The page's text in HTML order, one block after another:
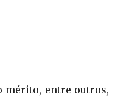
mérito, entre outros,